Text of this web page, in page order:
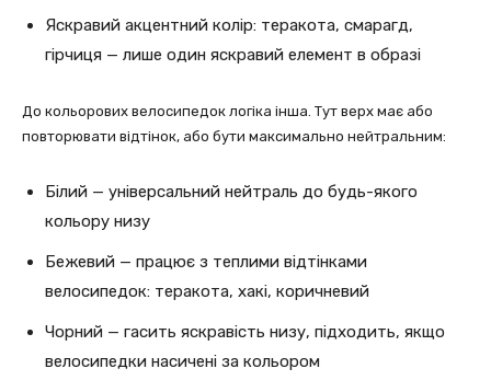
Яскравий акцентний колір: теракота, смарагд,
гірчиця — лише один яскравий елемент в образі
До кольорових велосипедок логіка інша. Тут верх має або
повторювати відтінок, або бути максимально нейтральним:
Білий — універсальний нейтраль до будь-якого
кольору низу
Бежевий — працює з теплими відтінками
велосипедок: теракота, хакі, коричневий
Чорний — гасить яскравість низу, підходить, якщо
велосипедки насичені за кольором